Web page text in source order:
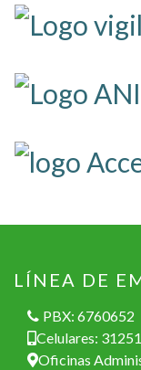
LÍNEA DE
PBX: 6760652
Celulares:
Oficinas